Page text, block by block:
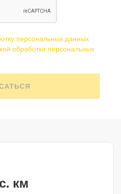
персональных данных
обработки персональных
км